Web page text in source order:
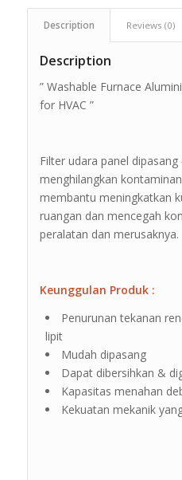
Description Reviews (0)
Description
” Washable Furnace
for HVAC ”
Filter udara panel
menghilangkan
membantu meningkatkan
ruangan dan mencegah
peralatan dan merusaknya.
Keunggulan Produk :
Penurunan tekanan
lipit
Mudah dipasang
Dapat dibersihkan &
Kapasitas menahan
Kekuatan mekanik